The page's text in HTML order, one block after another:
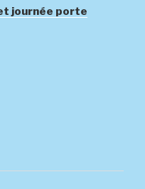
journée porte